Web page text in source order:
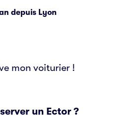
depuis Lyon
mon voiturier !
un Ector ?